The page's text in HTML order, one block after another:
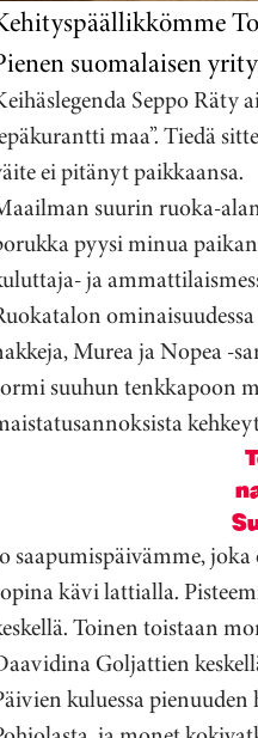
suomalaisen
Seppo Räty
maa”. Tiedä
ei pitänyt paikkaansa.
suurin ruoka-
pyysi minua
ja
Murea ja Nopea -
suuhun tenkkapoon
saapumispäivämme,
kävi lattialla.
Toinen toistaan
Goljattien
kuluessa